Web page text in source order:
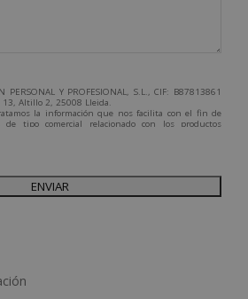
PERSONAL Y PROFESIONAL, S.L., CIF: B87813861
13, Altillo 2, 25008 Lleida.
la información que nos facilita con el fin de
de tipo comercial relacionado con los productos
que fueran de su interés.
del interesado.
nuestra Política de Privacidad.
(vía telefónica y/o email):